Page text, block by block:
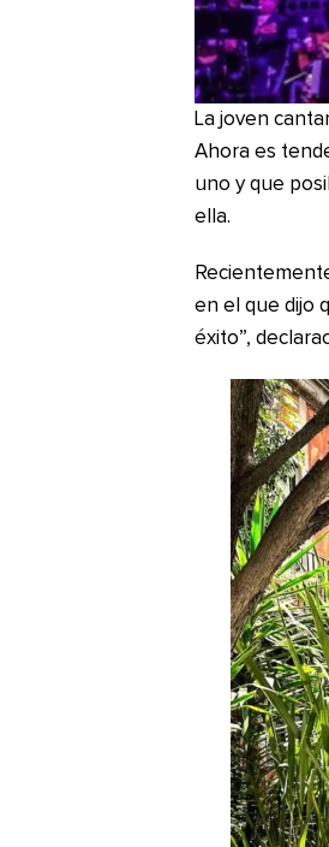
La joven
Ahora es
uno y que
ella.
en el que dijo
éxito”,